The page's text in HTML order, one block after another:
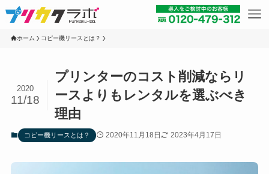
ホーム コピー機リースとは？
プリンターのコスト削減ならリ
ースよりもレンタルを選ぶべき
理由
2020
11/18
コピー機リースとは？ 2020年11月18日 2023年4月17日